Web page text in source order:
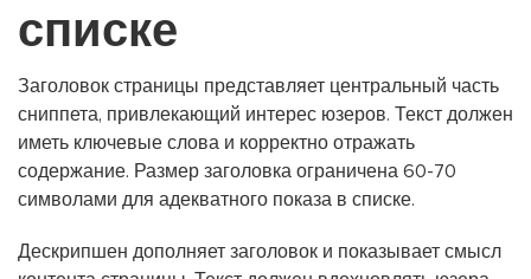
списке
Заголовок страницы представляет центральный часть
сниппета, привлекающий интерес юзеров. Текст должен
иметь ключевые слова и корректно отражать
содержание. Размер заголовка ограничена 60-70
символами для адекватного показа в списке.
Дескрипшен дополняет заголовок и показывает смысл